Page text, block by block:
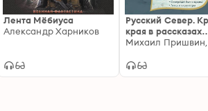
Лента Мёбиуса
Александр Харников
Русский Север.
края в рассказах
писателей